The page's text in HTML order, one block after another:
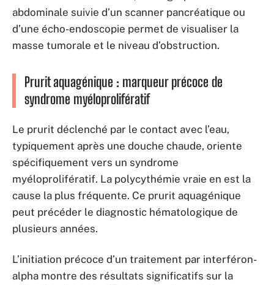
abdominale suivie d’un scanner pancréatique ou
d’une écho-endoscopie permet de visualiser la
masse tumorale et le niveau d’obstruction.
Prurit aquagénique : marqueur précoce de
syndrome myéloprolifératif
Le prurit déclenché par le contact avec l’eau,
typiquement après une douche chaude, oriente
spécifiquement vers un syndrome
myéloprolifératif. La polycythémie vraie en est la
cause la plus fréquente. Ce prurit aquagénique
peut précéder le diagnostic hématologique de
plusieurs années.
L’initiation précoce d’un traitement par interféron-
alpha montre des résultats significatifs sur la